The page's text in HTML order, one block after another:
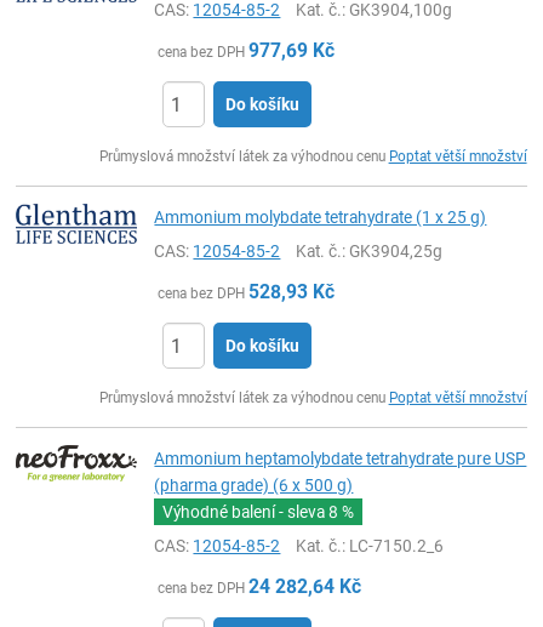
CAS: 12054-85-2 Kat. č.: GK3904,100g
cena bez DPH 977,69 Kč
Do košíku
Průmyslová množství látek za výhodnou cenu Poptat větší množství
Ammonium molybdate tetrahydrate (1 x 25 g)
CAS: 12054-85-2 Kat. č.: GK3904,25g
cena bez DPH 528,93 Kč
Do košíku
Průmyslová množství látek za výhodnou cenu Poptat větší množství
Ammonium heptamolybdate tetrahydrate pure USP
(pharma grade) (6 x 500 g)
Výhodné balení - sleva8 %
CAS: 12054-85-2 Kat. č.: LC-7150.2_6
cena bez DPH 24 282,64 Kč